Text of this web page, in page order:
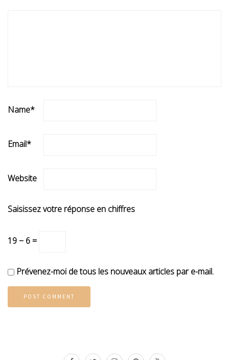
Name*
Email*
Website
Saisissez votre réponse en chiffres
19 − 6 =
Prévenez-moi de tous les nouveaux articles par e-mail.